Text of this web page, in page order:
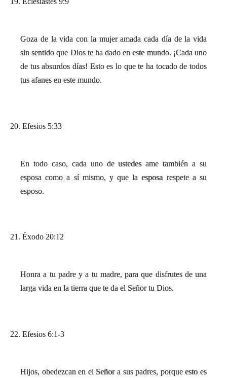
Goza de la vida con la mujer amada cada día de la vida
sin sentido que Dios te ha dado en este mundo. ¡Cada uno
de tus absurdos días! Esto es lo que te ha tocado de todos
tus afanes en este mundo.
20. Efesios 5:33
En todo caso, cada uno de ustedes ame también a su
esposa como a sí mismo, y que la esposa respete a su
esposo.
21. Éxodo 20:12
Honra a tu padre y a tu madre, para que disfrutes de una
larga vida en la tierra que te da el Señor tu Dios.
22. Efesios 6:1-3
Hijos, obedezcan en el Señor a sus padres, porque esto es